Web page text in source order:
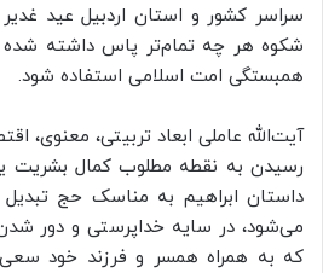
سراسر کشور و استان اردبیل عید
شکوه هر چه تمام‌تر پاس داشته شده
همبستگی امت اسلامی استفاده شود.
آیت‌الله عاملی ابعاد تربیتی، معنوی،
رسیدن به نقطه مطلوب کمال بشریت
داستان ابراهیم به مناسک حج
می‌شود، در سایه خداپرستی و دور
که به همراه همسر و فرزند خود